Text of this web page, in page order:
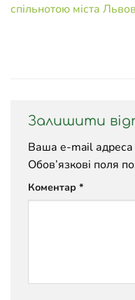
спільнотою міста
Залишити
Ваша e-mail
Обов’язкові поля
Коментар *